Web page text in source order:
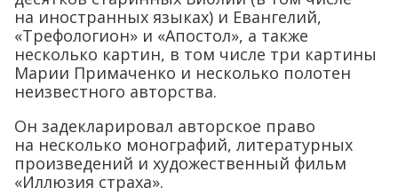
на иностранных языках) и Евангелий,
«Трефологион» и «Апостол», а также
несколько картин, в том числе три картины
Марии Примаченко и несколько полотен
неизвестного авторства.
Он задекларировал авторское право
на несколько монографий, литературных
произведений и художественный фильм
«Иллюзия страха».